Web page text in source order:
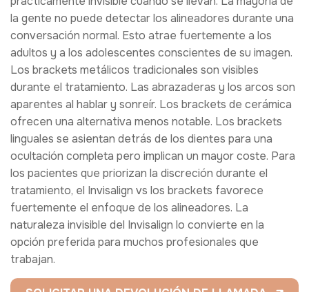
la gente no puede detectar los alineadores durante una
conversación normal. Esto atrae fuertemente a los
adultos y a los adolescentes conscientes de su imagen.
Los brackets metálicos tradicionales son visibles
durante el tratamiento. Las abrazaderas y los arcos son
aparentes al hablar y sonreír. Los brackets de cerámica
ofrecen una alternativa menos notable. Los brackets
linguales se asientan detrás de los dientes para una
ocultación completa pero implican un mayor coste. Para
los pacientes que priorizan la discreción durante el
tratamiento, el Invisalign vs los brackets favorece
fuertemente el enfoque de los alineadores. La
naturaleza invisible del Invisalign lo convierte en la
opción preferida para muchos profesionales que
trabajan.